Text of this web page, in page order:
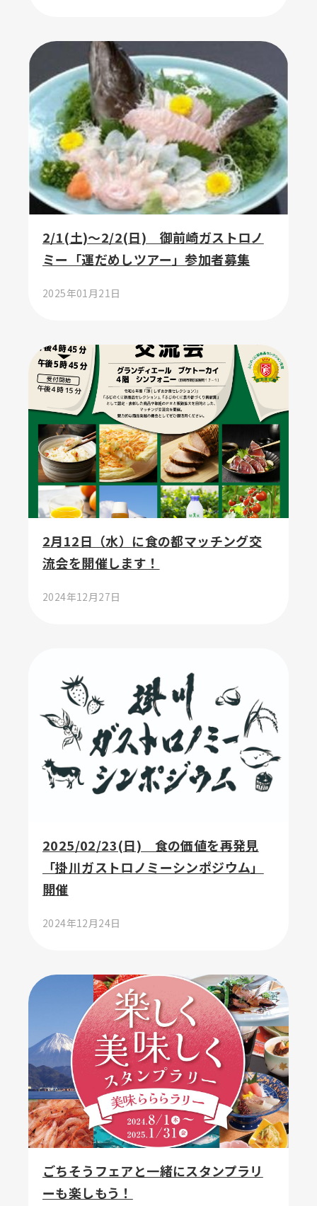
2/1(土)～2/2(日) 御前崎ガストロノ
ミー「運だめしツアー」参加者募集
2025年01月21日
2月12日（水）に食の都マッチング交
流会を開催します！
2024年12月27日
2025/02/23(日) 食の価値を再発見
「掛川ガストロノミーシンポジウム」
開催
2024年12月24日
ごちそうフェアと一緒にスタンプラリ
ーも楽しもう！